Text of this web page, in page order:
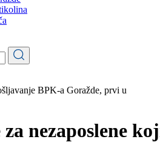
BPK-a Goražde, prvi u